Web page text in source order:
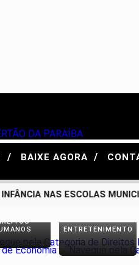
/ BAIXE AGORA /
NAS ESCOLAS
ENTRETENIMENTO